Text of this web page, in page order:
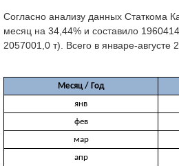
Согласно анализу данных Статкома
месяц на 34,44% и составило
2057001,0 т). Всего в январе-августе
Месяц / Год
янв
фев
мар
апр